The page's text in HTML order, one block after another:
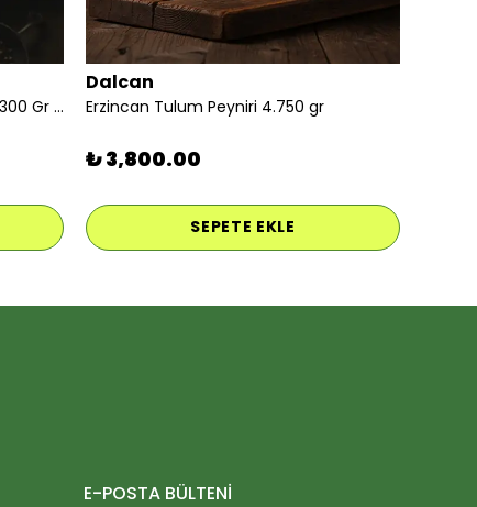
İzmir Tulum Peyniri (keçi koyun) 300 Gr Vakumlu
Dalcan
Erzincan Tulum Peyniri 4.750 gr
₺ 3,800.00
SEPETE EKLE
E-POSTA BÜLTENİ